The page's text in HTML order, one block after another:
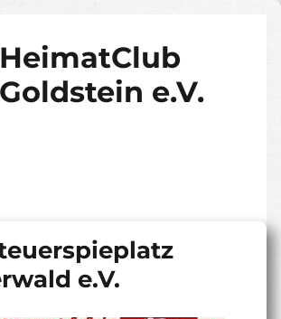
HeimatClub
Goldstein e.V.
e.V.